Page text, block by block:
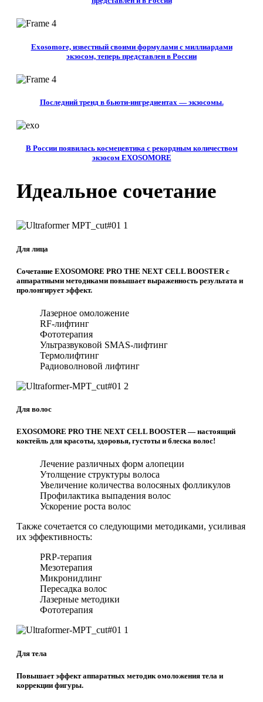
Exosomore, известный своими формулами с миллиардами
экзосом, теперь представлен в России
Последний тренд в бьюти-ингредиентах — экзосомы.
В России появилась космецевтика с рекордным количеством
экзосом EXOSOMORE
Идеальное сочетание
Для лица
Сочетание EXOSOMORE PRO THE NEXT CELL BOOSTER с
аппаратными методиками повышает выраженность результата и
пролонгирует эффект.
Лазерное омоложение
RF-лифтинг
Фототерапия
Ультразвуковой SMAS-лифтинг
Термолифтинг
Радиоволновой лифтинг
Для волос
EXOSOMORE PRO THE NEXT CELL BOOSTER — настоящий
коктейль для красоты, здоровья, густоты и блеска волос!
Лечение различных форм алопеции
Утолщение структуры волоса
Увеличение количества волосяных фолликулов
Профилактика выпадения волос
Ускорение роста волос
Также сочетается со следующими методиками, усиливая
их эффективность:
PRP-терапия
Мезотерапия
Микронидлинг
Пересадка волос
Лазерные методики
Фототерапия
Для тела
Повышает эффект аппаратных методик омоложения тела и
коррекции фигуры.